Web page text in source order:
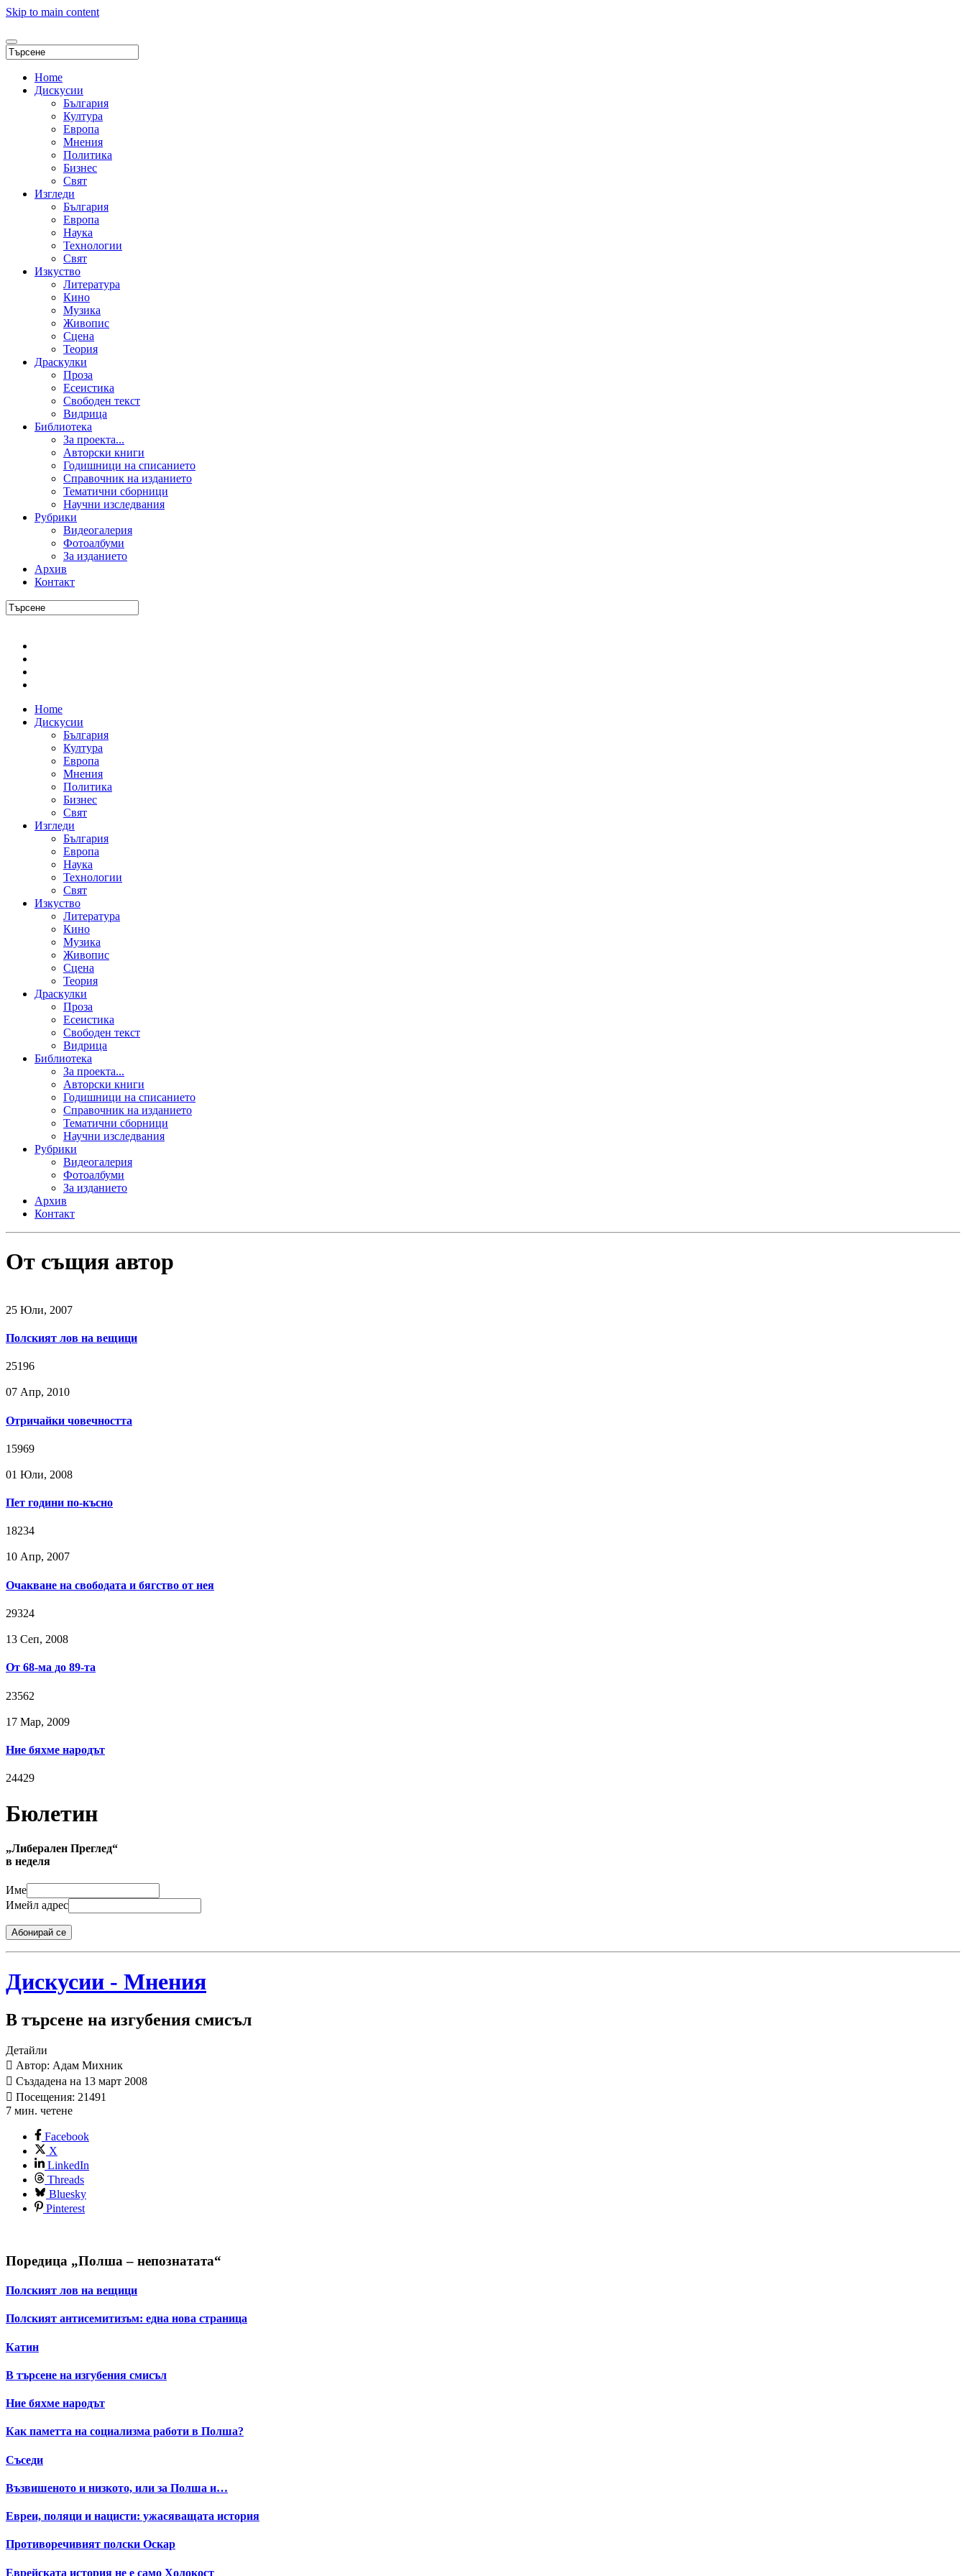
Skip to main content
Home
Дискусии
България
Култура
Европа
Мнения
Политика
Бизнес
Свят
Изгледи
България
Европа
Наука
Технологии
Свят
Изкуство
Литература
Кино
Музика
Живопис
Сцена
Теория
Драскулки
Проза
Есеистика
Свободен текст
Видрица
Библиотека
За проекта...
Авторски книги
Годишници на списанието
Справочник на изданието
Тематични сборници
Научни изследвания
Рубрики
Видеогалерия
Фотоалбуми
За изданието
Архив
Контакт
Home
Дискусии
България
Култура
Европа
Мнения
Политика
Бизнес
Свят
Изгледи
България
Европа
Наука
Технологии
Свят
Изкуство
Литература
Кино
Музика
Живопис
Сцена
Теория
Драскулки
Проза
Есеистика
Свободен текст
Видрица
Библиотека
За проекта...
Авторски книги
Годишници на списанието
Справочник на изданието
Тематични сборници
Научни изследвания
Рубрики
Видеогалерия
Фотоалбуми
За изданието
Архив
Контакт
От същия автор
25 Юли, 2007
Полският лов на вещици
25196
07 Апр, 2010
Отричайки човечността
15969
01 Юли, 2008
Пет години по-късно
18234
10 Апр, 2007
Очакване на свободата и бягство от нея
29324
13 Сeп, 2008
От 68-ма до 89-та
23562
17 Мар, 2009
Ние бяхме народът
24429
Бюлетин
„Либерален Преглед“
в неделя
Име
Имейл адрес
Абонирай се
Дискусии - Мнения
В търсене на изгубения смисъл
Детайли
Автор: Адам Михник
Създадена на 13 март 2008
Посещения: 21491
7 мин. четене
Facebook
X
LinkedIn
Threads
Bluesky
Pinterest
Поредица „Полша – непознатата“
Полският лов на вещици
Полският антисемитизъм: една нова страница
Катин
В търсене на изгубения смисъл
Ние бяхме народът
Как паметта на социализма работи в Полша?
Съседи
Възвишеното и низкото, или за Полша и…
Евреи, поляци и нацисти: ужасяващата история
Противоречивият полски Оскар
Еврейската история не е само Холокост